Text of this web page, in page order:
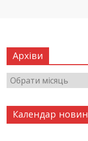
Архіви
Календар новин